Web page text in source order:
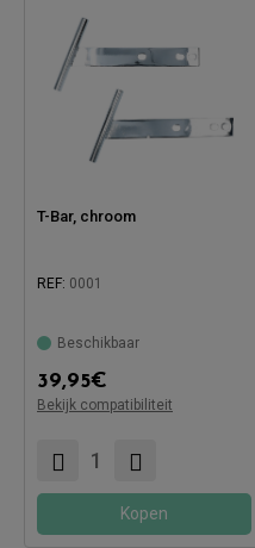
T-Bar, chroom
REF: 0001
Beschikbaar
39,95€
Bekijk compatibiliteit
Kopen